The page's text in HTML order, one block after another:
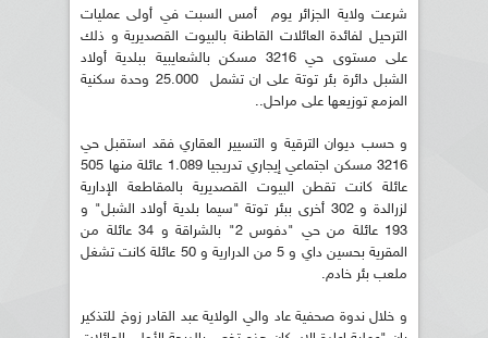
شرعت ولاية الجزائر يوم أمس السبت في أولى عمليات
الترحيل لفائدة العائلات القاطنة بالبيوت القصديرية و ذلك
على مستوى حي 3216 مسكن بالشعايبية ببلدية أولاد
الشبل دائرة بئر توتة على ان تشمل 25.000 وحدة سكنية
المزمع توزيعها على مراحل..
و حسب ديوان الترقية و التسيير العقاري فقد استقبل حي
3216 مسكن اجتماعي إيجاري تدريجيا 1.089 عائلة منها 505
عائلة كانت تقطن البيوت القصديرية بالمقاطعة الإدارية
لزرالدة و 302 أخرى ببئر توتة "سيما بلدية أولاد الشبل" و
193 عائلة من حي "دفوس 2" بالشراقة و 34 عائلة من
المقرية بحسين داي و 5 من الدرارية و 50 عائلة كانت تشغل
ملعب بئر خادم.
و خلال ندوة صحفية عاد والي الولاية عبد القادر زوخ للتذكير